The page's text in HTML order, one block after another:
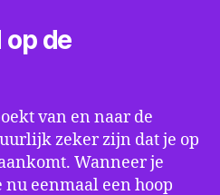
op de
van en naar de
zeker zijn dat je op
Wanneer je
eenmaal een hoop